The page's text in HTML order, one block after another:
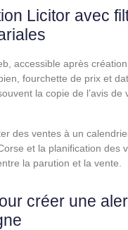
Licitor avec
accessible après
fourchette de prix et
la copie de l’avis
des ventes à un
et la planification des
la parution et la vente.
créer une